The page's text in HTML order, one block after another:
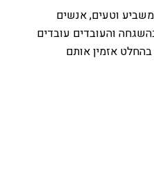
וטעים, אנשים
והעובדים עובדים
בהחלט אזמין אותם